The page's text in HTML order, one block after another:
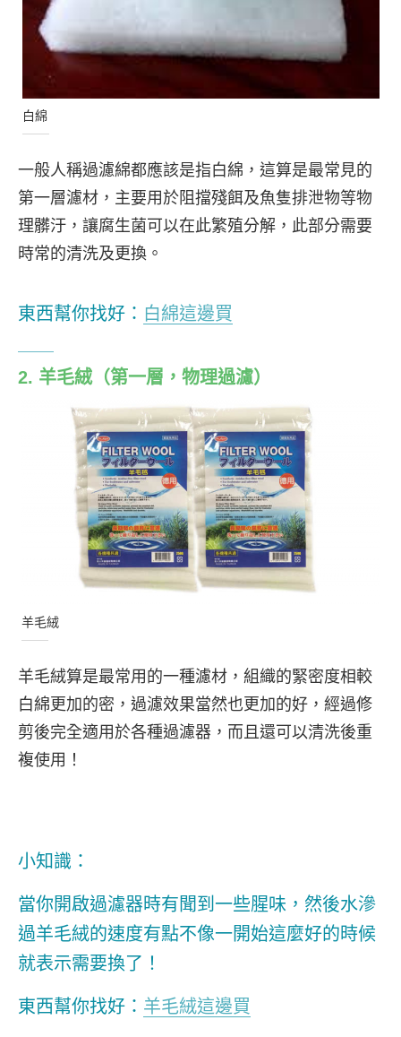
白綿
一般人稱過濾綿都應該是指白綿，這算是最常見的
第一層濾材，主要用於阻擋殘餌及魚隻排泄物等物
理髒汙，讓腐生菌可以在此繁殖分解，此部分需要
時常的清洗及更換。
東西幫你找好： 白綿這邊買
2. 羊毛絨（第一層，物理過濾）
羊毛絨
羊毛絨算是最常用的一種濾材，組織的緊密度相較
白綿更加的密，過濾效果當然也更加的好，經過修
剪後完全適用於各種過濾器，而且還可以清洗後重
複使用！
小知識：
當你開啟過濾器時有聞到一些腥味，然後水滲
過羊毛絨的速度有點不像一開始這麼好的時候
就表示需要換了！
東西幫你找好： 羊毛絨這邊買